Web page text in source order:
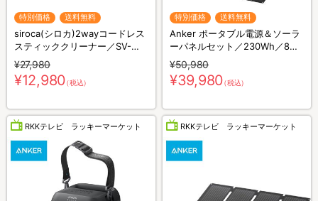
特別価格 送料無料
siroca(シロカ)2wayコードレス
スティッククリーナー／SV-
S281
¥27,980
¥12,980（税込）
特別価格 送料無料
Anker ポータブル電源＆ソーラ
ーパネルセット／230Wh／8ポ
ート／防災グッズ／災害対策
¥50,980
¥39,980（税込）
RKKテレビ ラッキーマーケット RKKテレビ ラッキーマーケット